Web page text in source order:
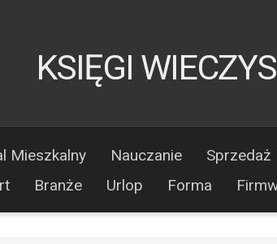
KSIĘGI
Mieszkalny Nauczanie Sprzedaż
Branże Urlop Forma